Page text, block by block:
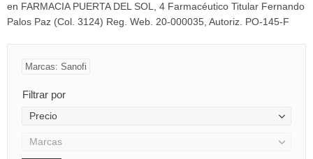
en FARMACIA PUERTA DEL SOL, 4 Farmacéutico Titular Fernando
Palos Paz (Col. 3124) Reg. Web. 20-000035, Autoriz. PO-145-F
Marcas: Sanofi
Filtrar por
Precio
Marcas